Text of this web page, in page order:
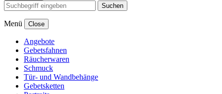
Suchen
Menü Close
Angebote
Gebetsfahnen
Räucherwaren
Schmuck
Tür- und Wandbehänge
Gebetsketten